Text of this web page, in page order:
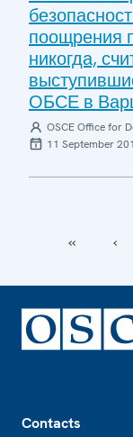
поощрения
никогда,
ОБСЕ в
OSCE Office for
11 September
‹‹ ‹
Contacts